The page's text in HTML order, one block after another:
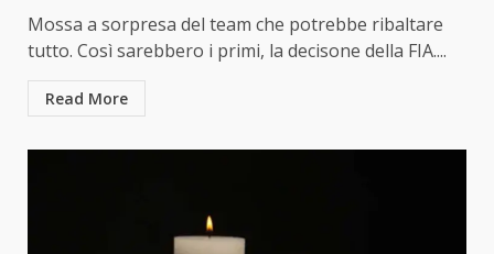
Mossa a sorpresa del team che potrebbe ribaltare
tutto. Così sarebbero i primi, la decisone della FIA....
Read More